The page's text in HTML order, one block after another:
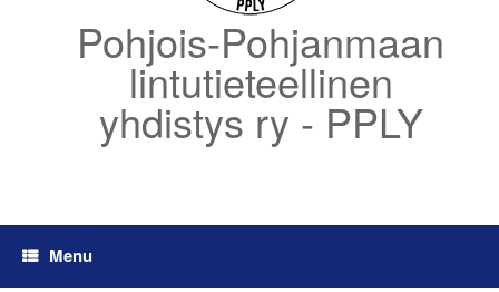
Pohjois-Pohjanmaan
lintutieteellinen
yhdistys ry - PPLY
Menu